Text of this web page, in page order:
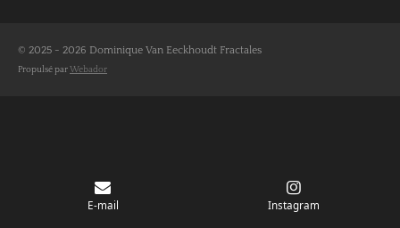
© 2025 - 2026 Dominique Van Eeckhoudt Fractales
Propulsé parWebador
E-mail Instagram